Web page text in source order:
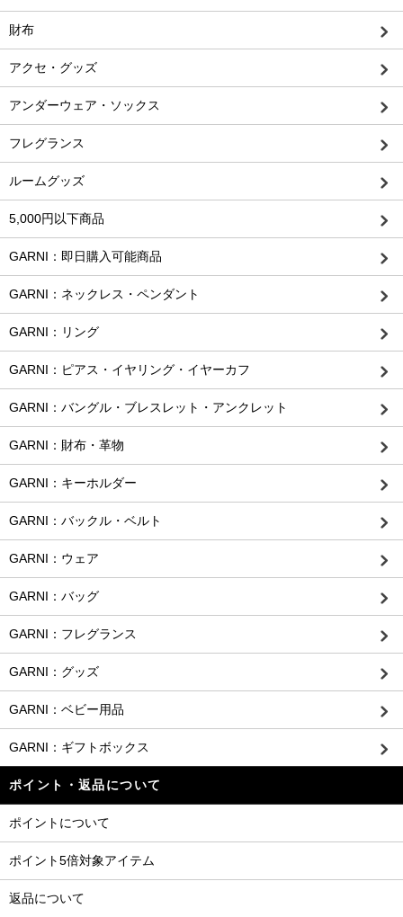
財布
アクセ・グッズ
アンダーウェア・ソックス
フレグランス
ルームグッズ
5,000円以下商品
GARNI：即日購入可能商品
GARNI：ネックレス・ペンダント
GARNI：リング
GARNI：ピアス・イヤリング・イヤーカフ
GARNI：バングル・ブレスレット・アンクレット
GARNI：財布・革物
GARNI：キーホルダー
GARNI：バックル・ベルト
GARNI：ウェア
GARNI：バッグ
GARNI：フレグランス
GARNI：グッズ
GARNI：ベビー用品
GARNI：ギフトボックス
ポイント・返品について
ポイントについて
ポイント5倍対象アイテム
返品について